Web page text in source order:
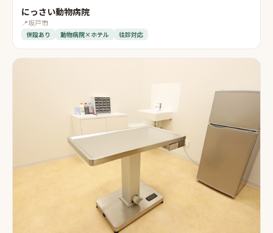
にっさい動物病院
📍坂戸市
併設あり 動物病院×ホテル 往診対応